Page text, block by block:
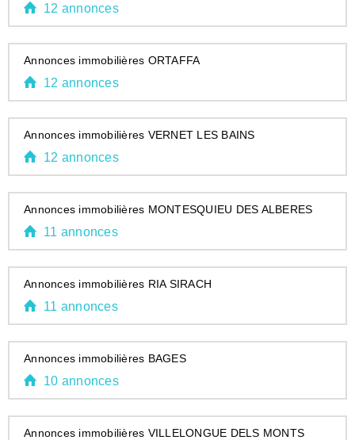
12 annonces
Annonces immobilières ORTAFFA
12 annonces
Annonces immobilières VERNET LES BAINS
12 annonces
Annonces immobilières MONTESQUIEU DES ALBERES
11 annonces
Annonces immobilières RIA SIRACH
11 annonces
Annonces immobilières BAGES
10 annonces
Annonces immobilières VILLELONGUE DELS MONTS